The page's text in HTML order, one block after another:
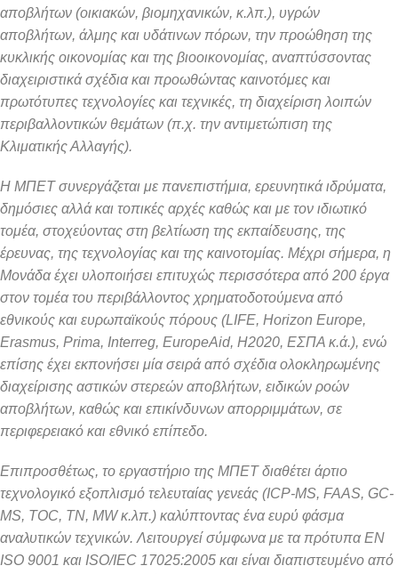
αποβλήτων (οικιακών, βιομηχανικών, κ.λπ.), υγρών
αποβλήτων, άλμης και υδάτινων πόρων, την προώθηση της
κυκλικής οικονομίας και της βιοοικονομίας, αναπτύσσοντας
διαχειριστικά σχέδια και προωθώντας καινοτόμες και
πρωτότυπες τεχνολογίες και τεχνικές, τη διαχείριση λοιπών
περιβαλλοντικών θεμάτων (π.χ. την αντιμετώπιση της
Κλιματικής Αλλαγής).
Η ΜΠΕΤ συνεργάζεται με πανεπιστήμια, ερευνητικά ιδρύματα,
δημόσιες αλλά και τοπικές αρχές καθώς και με τον ιδιωτικό
τομέα, στοχεύοντας στη βελτίωση της εκπαίδευσης, της
έρευνας, της τεχνολογίας και της καινοτομίας. Μέχρι σήμερα, η
Μονάδα έχει υλοποιήσει επιτυχώς περισσότερα από 200 έργα
στον τομέα του περιβάλλοντος χρηματοδοτούμενα από
εθνικούς και ευρωπαϊκούς πόρους (LIFE, Horizon Europe,
Erasmus, Prima, Interreg, EuropeAid, H2020, EΣΠΑ κ.ά.), ενώ
επίσης έχει εκπονήσει μία σειρά από σχέδια ολοκληρωμένης
διαχείρισης αστικών στερεών αποβλήτων, ειδικών ροών
αποβλήτων, καθώς και επικίνδυνων απορριμμάτων, σε
περιφερειακό και εθνικό επίπεδο.
Επιπροσθέτως, το εργαστήριο της ΜΠΕΤ διαθέτει άρτιο
τεχνολογικό εξοπλισμό τελευταίας γενεάς (ICP-MS, FAAS, GC-
MS, TOC, ΤΝ, MW κ.λπ.) καλύπτοντας ένα ευρύ φάσμα
αναλυτικών τεχνικών. Λειτουργεί σύμφωναμε τα πρότυπα EN
ISO 9001 και ISO/IEC 17025:2005 και είναι διαπιστευμένο από